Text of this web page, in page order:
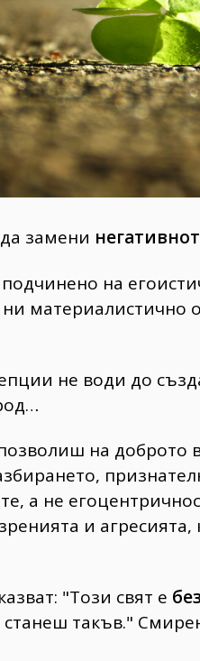
замени
на
материалистично
не води до
на доброто
а не
и
"Този свят е
такъв."